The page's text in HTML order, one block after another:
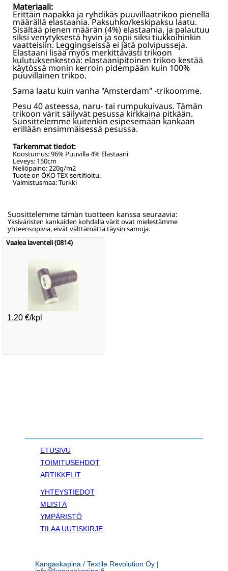
Materiaali:
Erittäin napakka ja ryhdikäs puuvillaatrikoo pienellä
määrällä elastaania. Paksuhko/keskipaksu laatu.
Sisältää pienen määrän (4%) elastaania, ja palautuu
siksi venytyksestä hyvin ja sopii siksi tiukkoihinkin
vaatteisiin. Leggingseissä ei jätä polvipusseja.
Elastaani lisää myös merkittävästi trikoon
kulutuksenkestoa: elastaanipitoinen trikoo kestää
käytössä monin kerroin pidempään kuin 100%
puuvillainen trikoo.
Sama laatu kuin vanha "Amsterdam" -trikoomme.
Pesu 40 asteessa, naru- tai rumpukuivaus. Tämän
trikoon värit säilyvät pesussa kirkkaina pitkään.
Suosittelemme kuitenkin esipesemään kankaan
erillään ensimmäisessä pesussa.
Tarkemmat tiedot:
Koostumus:96% Puuvilla 4% Elastaani
Leveys: 150cm
Neliöpaino:220g/m2
Tuote on ÖKO-TEX sertifioitu.
Valmistusmaa: Turkki
Suosittelemme tämän tuotteen kanssa seuraavia:
Yksiväristen kankaiden kohdalla värit ovat mielestämme
yhteensopivia, eivät välttämättä täysin samoja.
Vaalea laventeli (0814)
1,20 €/kpl
ETUSIVU
TOIMITUSEHDOT
ARTIKKELIT
YHTEYSTIEDOT
MEISTÄ
YMPÄRISTÖ
TILAA UUTISKIRJE
Kangaskapina / Textile Revolution Oy |